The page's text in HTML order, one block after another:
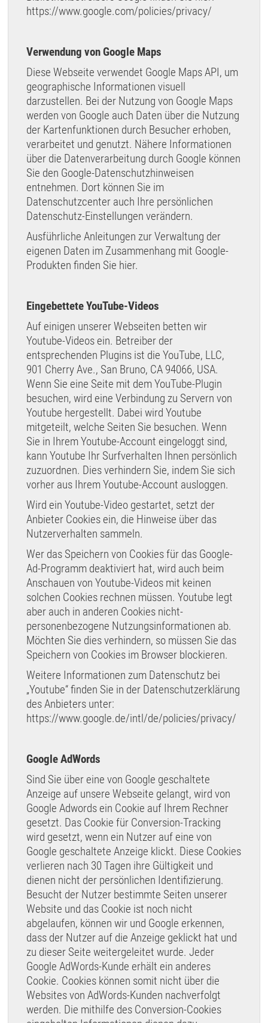
https://www.google.com/policies/privacy/
Verwendung von Google Maps
Diese Webseite verwendet Google Maps API, um
geographische Informationen visuell
darzustellen. Bei der Nutzung von Google Maps
werden von Google auch Daten über die Nutzung
der Kartenfunktionen durch Besucher erhoben,
verarbeitet und genutzt. Nähere Informationen
über die Datenverarbeitung durch Google können
Sie den Google-Datenschutzhinweisen
entnehmen. Dort können Sie im
Datenschutzcenter auch Ihre persönlichen
Datenschutz-Einstellungen verändern.
Ausführliche Anleitungen zur Verwaltung der
eigenen Daten im Zusammenhang mit Google-
Produkten finden Sie hier.
Eingebettete YouTube-Videos
Auf einigen unserer Webseiten betten wir
Youtube-Videos ein. Betreiber der
entsprechenden Plugins ist die YouTube, LLC,
901 Cherry Ave., San Bruno, CA 94066, USA.
Wenn Sie eine Seite mit dem YouTube-Plugin
besuchen, wird eine Verbindung zu Servern von
Youtube hergestellt. Dabei wird Youtube
mitgeteilt, welche Seiten Sie besuchen. Wenn
Sie in Ihrem Youtube-Account eingeloggt sind,
kann Youtube Ihr Surfverhalten Ihnen persönlich
zuzuordnen. Dies verhindern Sie, indem Sie sich
vorher aus Ihrem Youtube-Account ausloggen.
Wird ein Youtube-Video gestartet, setzt der
Anbieter Cookies ein, die Hinweise über das
Nutzerverhalten sammeln.
Wer das Speichern von Cookies für das Google-
Ad-Programm deaktiviert hat, wird auch beim
Anschauen von Youtube-Videos mit keinen
solchen Cookies rechnen müssen. Youtube legt
aber auch in anderen Cookies nicht-
personenbezogene Nutzungsinformationen ab.
Möchten Sie dies verhindern, so müssen Sie das
Speichern von Cookies im Browser blockieren.
Weitere Informationen zum Datenschutz bei
„Youtube“ finden Sie in der Datenschutzerklärung
des Anbieters unter:
https://www.google.de/intl/de/policies/privacy/
Google AdWords
Sind Sie über eine von Google geschaltete
Anzeige auf unsere Webseite gelangt, wird von
Google Adwords ein Cookie auf Ihrem Rechner
gesetzt. Das Cookie für Conversion-Tracking
wird gesetzt, wenn ein Nutzer auf eine von
Google geschaltete Anzeige klickt. Diese Cookies
verlieren nach 30 Tagen ihre Gültigkeit und
dienen nicht der persönlichen Identifizierung.
Besucht der Nutzer bestimmte Seiten unserer
Website und das Cookie ist noch nicht
abgelaufen, können wir und Google erkennen,
dass der Nutzer auf die Anzeige geklickt hat und
zu dieser Seite weitergeleitet wurde. Jeder
Google AdWords-Kunde erhält ein anderes
Cookie. Cookies können somit nicht über die
Websites von AdWords-Kunden nachverfolgt
werden. Die mithilfe des Conversion-Cookies